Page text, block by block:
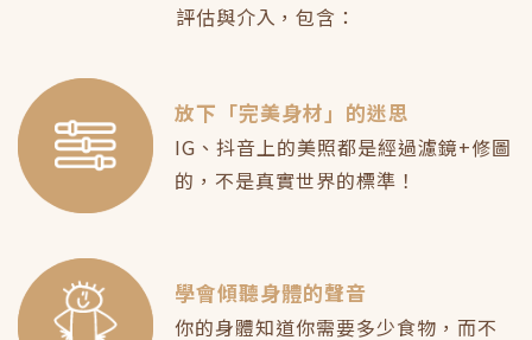
評估與介入，包含：
放下「完美身材」的迷思
IG、抖音上的美照都是經過濾鏡+修圖
的，不是真實世界的標準！
學會傾聽身體的聲音
你的身體知道你需要多少食物，而不